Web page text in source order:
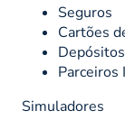
Seguros
Cartões
Parceiros
Simuladores